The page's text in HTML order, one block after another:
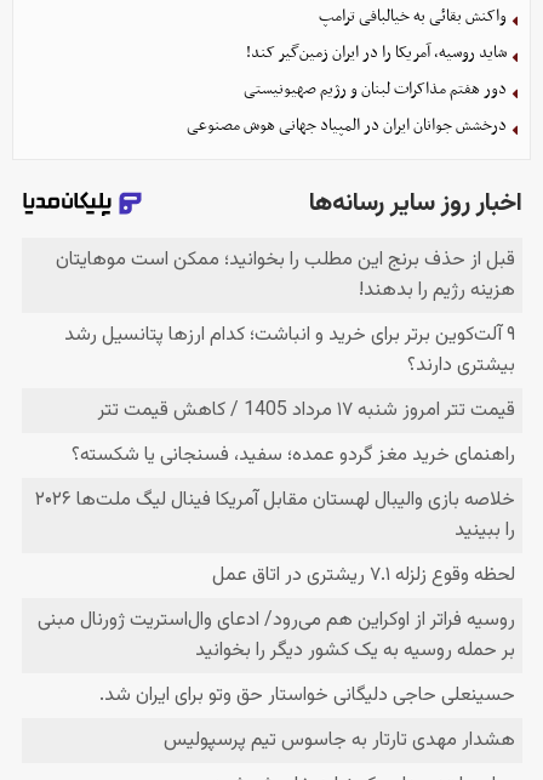
واکنش بقائی به خیالبافی ترامپ
شاید روسیه، آمریکا را در ایران زمین‌گیر کند!
دور هفتم مذاکرات لبنان و رژیم صهیونیستی
درخشش جوانان ایران در المپیاد جهانی هوش مصنوعی